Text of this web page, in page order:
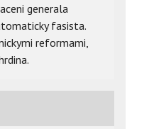
generala
fasista.
reformami,